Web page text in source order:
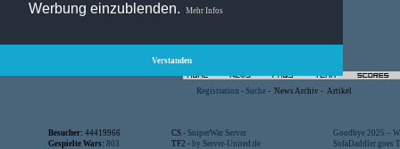
Werbung einzublenden.
Mehr Infos
Verstanden
Registration - Suche - News Archiv - Artikel
Besucher: 44419966 CS - SniperWar Server
Goodbye 2025 –
Gespielte Wars: 803 TF2 - by Server-United.de
SofaDaddler goes